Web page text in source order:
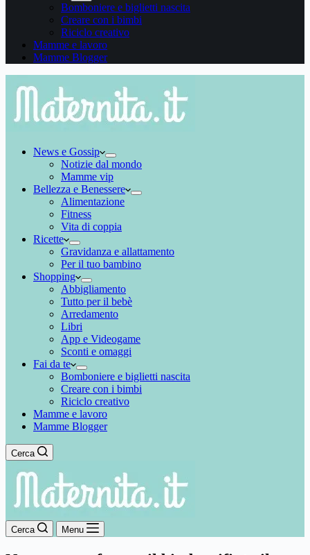
Bomboniere e biglietti nascita
Creare con i bimbi
Riciclo creativo
Mamme e lavoro
Mamme Blogger
News e Gossip
Notizie dal mondo
Mamme vip
Bellezza e Benessere
Alimentazione
Fitness
Vita di coppia
Ricette
Gravidanza e allattamento
Per il tuo bambino
Shopping
Abbigliamento
Tutto per il bebè
Arredamento
Libri
App e Videogame
Sconti e omaggi
Fai da te
Bomboniere e biglietti nascita
Creare con i bimbi
Riciclo creativo
Mamme e lavoro
Mamme Blogger
Cerca
Cerca Menu